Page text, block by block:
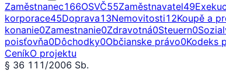
Zaměstnanec166OSVČ55Zaměstnavatel49
korporace45Doprava13Nemovitosti12Koupě a
konanie0Zamestnanie0Zdravotná0Steuern0
poisťovňa0Dôchodky0Občianske právo0Kodeks
CeníkO projektu
§ 36 111/2006 Sb.